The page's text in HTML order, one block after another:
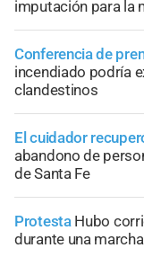
imputación para la
Conferencia de
incendiado podría
clandestinos
El cuidador
abandono de
de Santa Fe
Protesta Hubo
durante una